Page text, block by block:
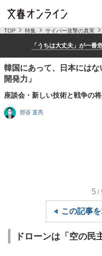
TOP 特集 サイバー攻撃の真実
「うちは大丈夫」が一番
韓国にあって、日本には
開発力」
座談会・新しい技術と戦争の将
部谷 直亮
5 /
この記事
ドローンは「空の民